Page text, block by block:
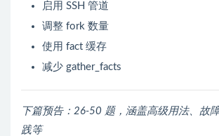
启用 SSH 管道
调整 fork 数量
使用 fact 缓存
减少 gather_facts
下篇预告：26-50 题，涵盖高级用法、故
践等